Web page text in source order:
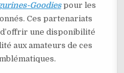
Goodiespour les
Ces partenariats
une disponibilité
aux amateurs de ces